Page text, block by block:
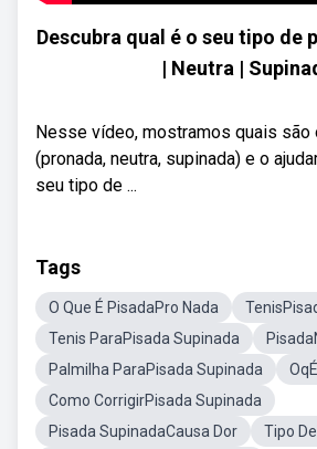
Descubra qual é o seu tipo de
| Neutra |
Nesse vídeo, mostramos quais
(pronada, neutra, supinada) e o
seu tipo de ...
Tags
O Que É PisadaPro Nada
Tenis ParaPisada Supinada
Palmilha ParaPisada Supinada
Como CorrigirPisada Supinada
Pisada SupinadaCausa Dor
Tipo